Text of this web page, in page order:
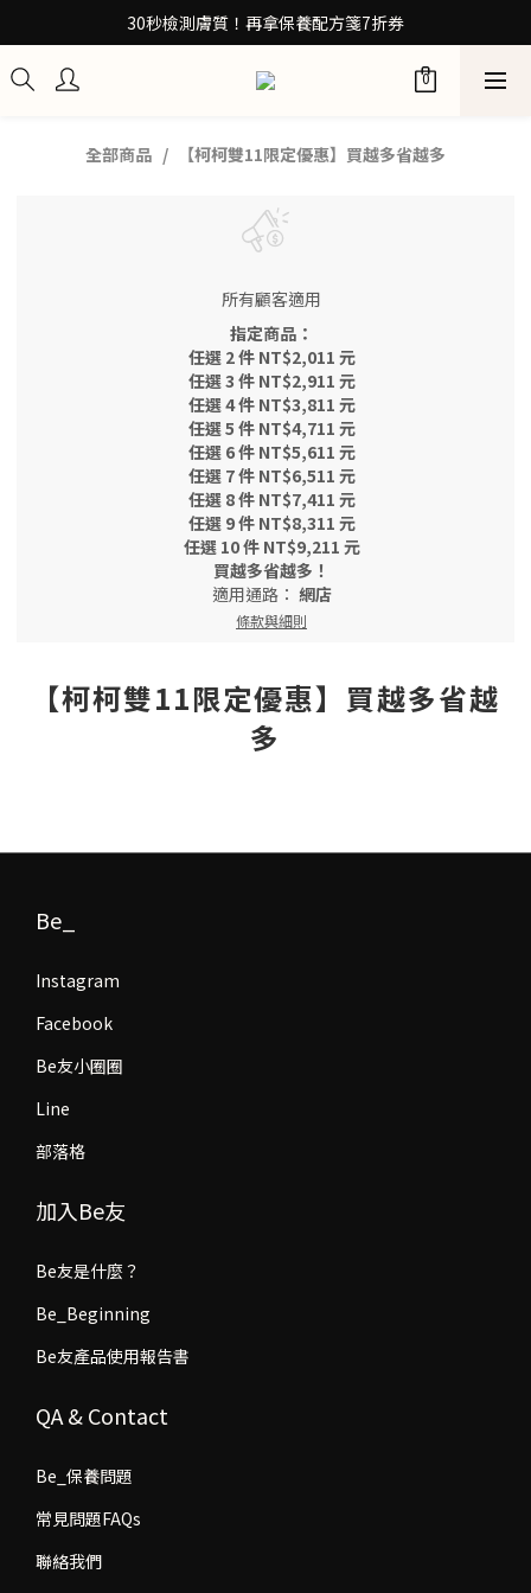
30秒檢測膚質！再拿保養配方箋7折券
30秒檢測膚質！再拿保養配方箋7折券
加入Be友！獲取0元試用包
30秒檢測膚質！再拿保養配方箋7折券
全部商品 【柯柯雙11限定優惠】買越多省越多
所有顧客適用
指定商品：
任選 2 件 NT$2,011 元
任選 3 件 NT$2,911 元
任選 4 件 NT$3,811 元
任選 5 件 NT$4,711 元
任選 6 件 NT$5,611 元
任選 7 件 NT$6,511 元
任選 8 件 NT$7,411 元
任選 9 件 NT$8,311 元
任選 10 件 NT$9,211 元
買越多省越多！
適用通路： 網店
條款與細則
【柯柯雙11限定優惠】買越多省越
多
Be_
Instagram
Facebook
Be友小圈圈
Line
部落格
加入Be友
Be友是什麼？
Be_Beginning
Be友產品使用報告書
QA & Contact
Be_保養問題
常見問題FAQs
聯絡我們